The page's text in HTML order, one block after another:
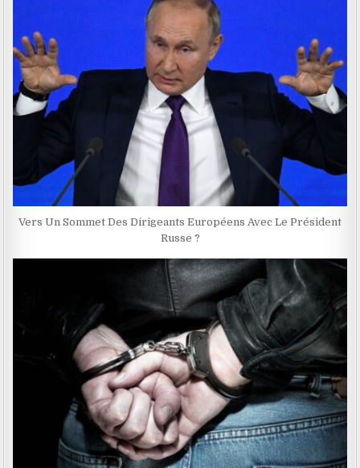
Vers Un Sommet Des Dirigeants Européens Avec Le Président
Russe ?